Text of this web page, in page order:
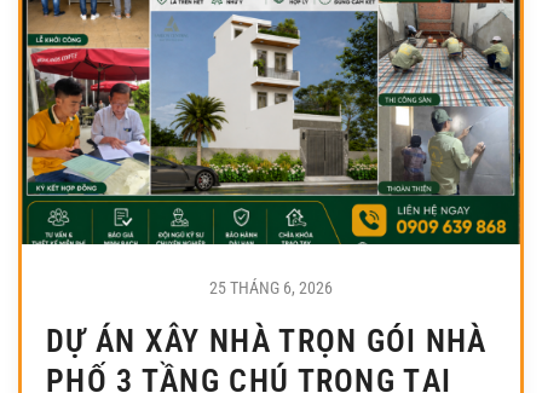
DỰ ÁN XÂY NHÀ TRỌN GÓI NHÀ
PHỐ 3 TẦNG CHÚ TRỌNG TẠI
25 THÁNG 6, 2026